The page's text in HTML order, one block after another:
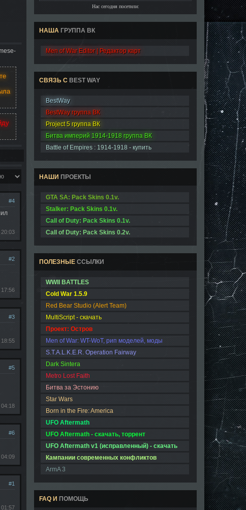
Нас сегодня посетили:
НАША ГРУППА ВК
Men of War Editor | Редактор карт
СВЯЗЬ С BEST WAY
BestWay
BestWay группа ВК
Project 5 группа ВК
Битва империй 1914-1918 группа ВК
Battle of Empires : 1914-1918 - купить
НАШИ ПРОЕКТЫ
GTA SA: Pack Skins 0.1v.
Stalker: Pack Skins 0.1v.
Call of Duty: Pack Skins 0.1v.
Call of Duty: Pack Skins 0.2v.
ПОЛЕЗНЫЕ ССЫЛКИ
WWII BATTLES
Cold War 1.5.9
Red Bear Studio (Alert Team)
MultiScript - скачать
Проект: Остров
Men of War: WT-WoT, рип моделей, моды
S.T.A.L.K.E.R. Operation Fairway
Dark Sintera
Metro Lost Faith
Битва за Эстонию
Star Wars
Born in the Fire: America
UFO Aftermath
UFO Aftermath - скачать, торрент
UFO Aftermath v1 (исправленный) - скачать
Кампании современных конфликтов
ArmA 3
FAQ И ПОМОЩЬ
#4
#2
#3
#5
#6
#1